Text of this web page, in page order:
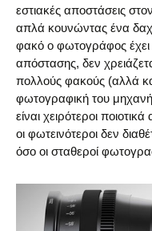
εστιακές αποστάσεις
απλά κουνώντας ένα
φακό ο φωτογράφος έχει
απόστασης, δεν
πολλούς φακούς (αλλά
φωτογραφική του
είναι χειρότεροι
οι φωτεινότεροι δεν
όσο οι σταθεροί